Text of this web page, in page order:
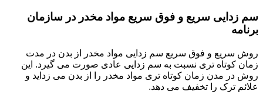
سم زدایی سریع و فوق سریع مواد مخدر در سازمان
برنامه
روش سریع و فوق سریع سم زدایی مواد مخدر از بدن در مدت
زمان کوتاه تری نسبت به سم زدایی عادی صورت می گیرد. این
روش در مدن زمان کوتاه تری مواد مخدر را از بدن می زداید و
علائم ترک را تخفیف می دهد.